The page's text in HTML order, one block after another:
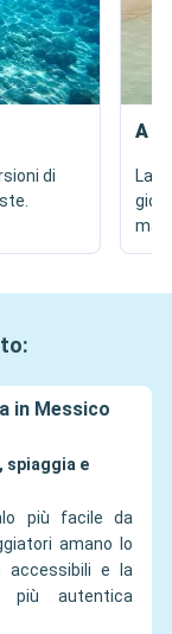
di
A
La
in Messico
spiaggia e
più facile da
amano lo
accessibili e la
più autentica